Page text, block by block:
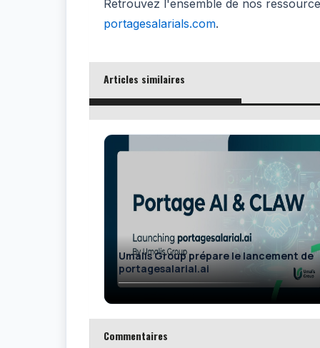
Retrouvez l'ensemble de nos
portagesalarials.com.
Articles similaires
Umalis Group prépare le lancement de
portagesalarial.ai
Commentaires